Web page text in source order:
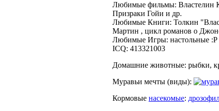
Любимые фильмы: Властелин
Призраки Гойи и др.
Любимые Книги: Толкин
Мартин , цикл романов о
Любимые Игры: настольные :Р
ICQ: 413321003
Домашние животные: рыбки,
Муравьи мечты (виды):
Кормовые насекомые: